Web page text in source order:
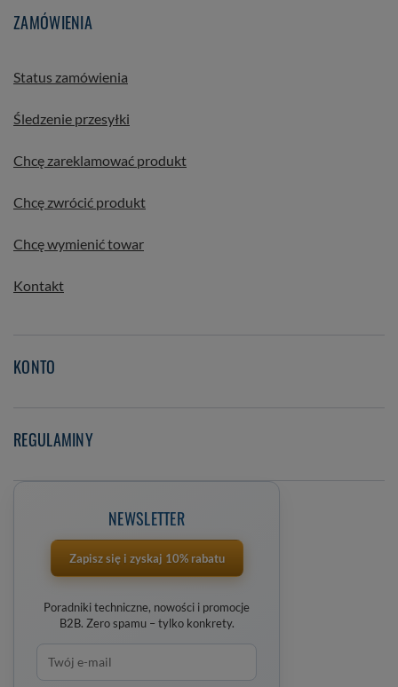
ZAMÓWIENIA
Status zamówienia
Śledzenie przesyłki
Chcę zareklamować produkt
Chcę zwrócić produkt
Chcę wymienić towar
Kontakt
KONTO
REGULAMINY
NEWSLETTER
Zapisz się i zyskaj 10% rabatu
Poradniki techniczne, nowości i promocje
B2B. Zero spamu – tylko konkrety.